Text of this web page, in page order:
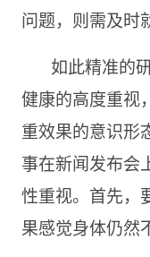
问题，则需及时
如此精准的
健康的高度重视
重效果的意识形
事在新闻发布会
性重视。首先，
果感觉身体仍然